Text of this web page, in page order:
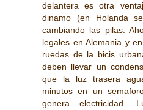
delantera es otra
dinamo (en Holanda
cambiando las pilas.
legales en Alemania y
ruedas de la bicis
deben llevar un
que la luz trasera
minutos en un
genera electricidad.